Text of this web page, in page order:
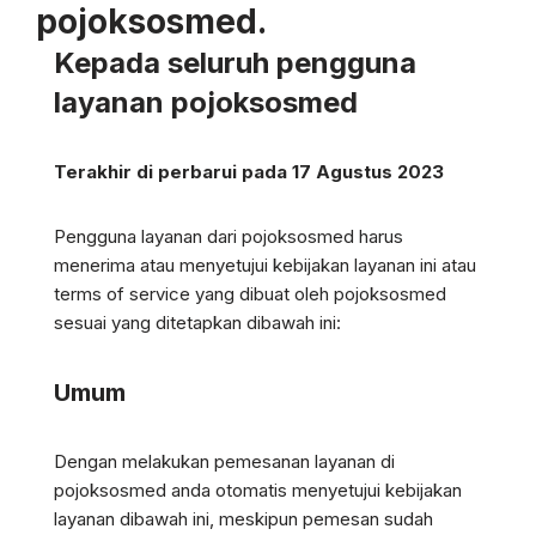
pojoksosmed.
Kepada seluruh pengguna
layanan pojoksosmed
Terakhir di perbarui pada 17 Agustus 2023
Pengguna layanan dari pojoksosmed harus
menerima atau menyetujui kebijakan layanan ini atau
terms of service yang dibuat oleh pojoksosmed
sesuai yang ditetapkan dibawah ini:
Umum
Dengan melakukan pemesanan layanan di
pojoksosmed anda otomatis menyetujui kebijakan
layanan dibawah ini, meskipun pemesan sudah